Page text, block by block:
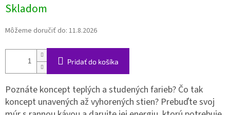
cena:
Skladom
Môžeme doručiť do: 11.8.2026
Pridať do košíka
Poznáte koncept teplých a studených farieb? Čo tak
koncept unavených až vyhorených stien? Prebuďte svoj